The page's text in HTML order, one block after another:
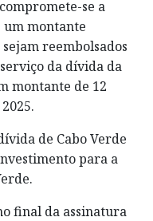
se a
montante
reembolsados
da dívida da
montante de 12
de Cabo Verde
para a
final da assinatura